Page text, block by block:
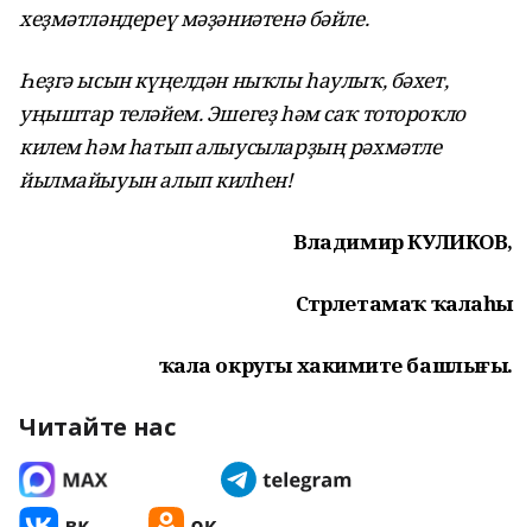
хеҙмәтләндереү мәҙәниәтенә бәйле.
Һеҙгә ысын күңелдән ныҡлы һаулыҡ, бәхет,
уңыштар теләйем. Эшегеҙ һәм саҡ тотороҡло
килем һәм һатып алыусыларҙың рәхмәтле
йылмайыуын алып килһен!
Владимир КУЛИКОВ,
Стәрлетамаҡ ҡалаһы
ҡала округы хакимиәте башлығы.
Читайте нас